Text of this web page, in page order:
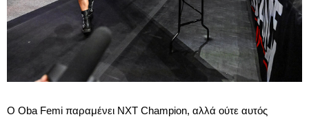
Ο Oba Femi παραμένει NXT Champion, αλλά ούτε αυτός